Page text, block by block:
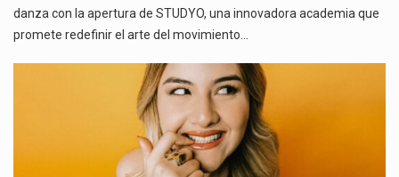
danza con la apertura de STUDYO, una innovadora academia que
promete redefinir el arte del movimiento…